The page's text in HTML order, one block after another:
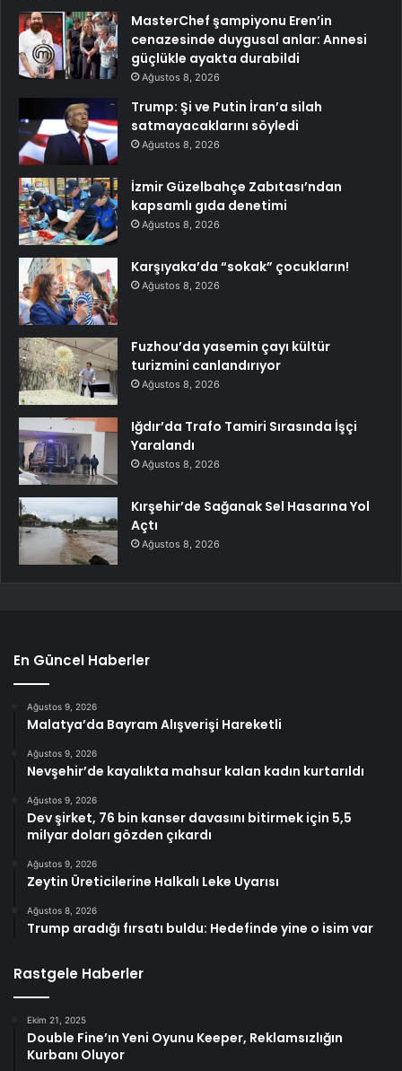
MasterChef şampiyonu Eren’in
cenazesinde duygusal anlar: Annesi
güçlükle ayakta durabildi
Ağustos 8, 2026
Trump: Şi ve Putin İran’a silah
satmayacaklarını söyledi
Ağustos 8, 2026
İzmir Güzelbahçe Zabıtası’ndan
kapsamlı gıda denetimi
Ağustos 8, 2026
Karşıyaka’da “sokak” çocukların!
Ağustos 8, 2026
Fuzhou’da yasemin çayı kültür
turizmini canlandırıyor
Ağustos 8, 2026
Iğdır’da Trafo Tamiri Sırasında İşçi
Yaralandı
Ağustos 8, 2026
Kırşehir’de Sağanak Sel Hasarına Yol
Açtı
Ağustos 8, 2026
En Güncel Haberler
Ağustos 9, 2026
Malatya’da Bayram Alışverişi Hareketli
Ağustos 9, 2026
Nevşehir’de kayalıkta mahsur kalan kadın kurtarıldı
Ağustos 9, 2026
Dev şirket, 76 bin kanser davasını bitirmek için 5,5
milyar doları gözden çıkardı
Ağustos 9, 2026
Zeytin Üreticilerine Halkalı Leke Uyarısı
Ağustos 8, 2026
Trump aradığı fırsatı buldu: Hedefinde yine o isim var
Rastgele Haberler
Ekim 21, 2025
Double Fine’ın Yeni Oyunu Keeper, Reklamsızlığın
Kurbanı Oluyor